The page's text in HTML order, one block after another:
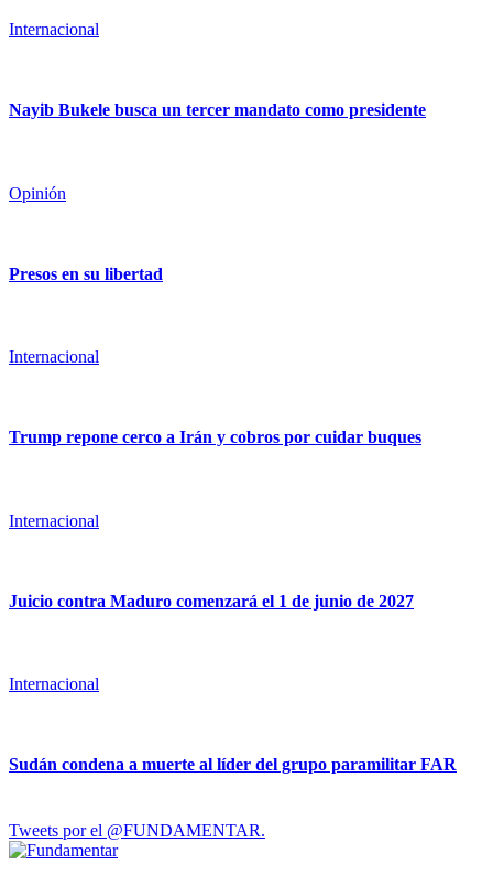
Internacional
Nayib Bukele busca un tercer mandato como presidente
Opinión
Presos en su libertad
Internacional
Trump repone cerco a Irán y cobros por cuidar buques
Internacional
Juicio contra Maduro comenzará el 1 de junio de 2027
Internacional
Sudán condena a muerte al líder del grupo paramilitar FAR
Tweets por el @FUNDAMENTAR.